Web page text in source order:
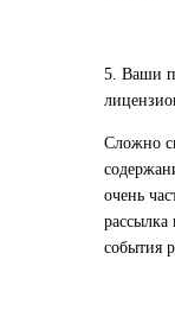
5. Ваши
Сложно
очень
рассылка
события